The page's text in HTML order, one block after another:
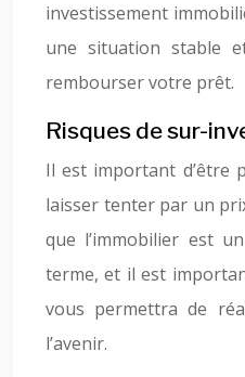
investissement
une situation stable
rembourser votre prêt.
Risques de sur-
Il est important d’être
laisser tenter par un
que l’immobilier est
terme, et il est
vous permettra de
l’avenir.